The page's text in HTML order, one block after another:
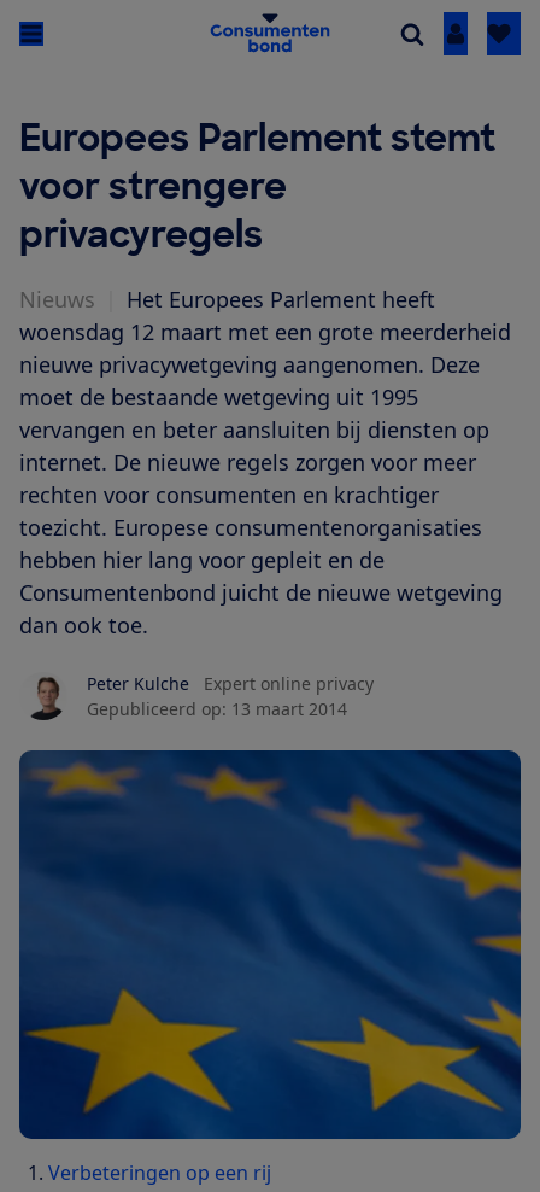
Inloggen
Europees Parlement stemt
voor strengere
privacyregels
Nieuws
Het Europees Parlement heeft
woensdag 12 maart met een grote meerderheid
nieuwe privacywetgeving aangenomen. Deze
moet de bestaande wetgeving uit 1995
vervangen en beter aansluiten bij diensten op
internet. De nieuwe regels zorgen voor meer
rechten voor consumenten en krachtiger
toezicht. Europese consumentenorganisaties
hebben hier lang voor gepleit en de
Consumentenbond juicht de nieuwe wetgeving
dan ook toe.
Peter Kulche
Expert online privacy
Gepubliceerd op: 13 maart 2014
Verbeteringen op een rij